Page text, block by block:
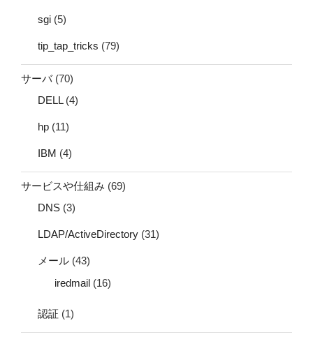
sgi (5)
tip_tap_tricks (79)
サーバ(70)
DELL(4)
hp (11)
IBM (4)
サービスや仕組み (69)
DNS (3)
LDAP/ActiveDirectory (31)
メール (43)
iredmail (16)
認証 (1)